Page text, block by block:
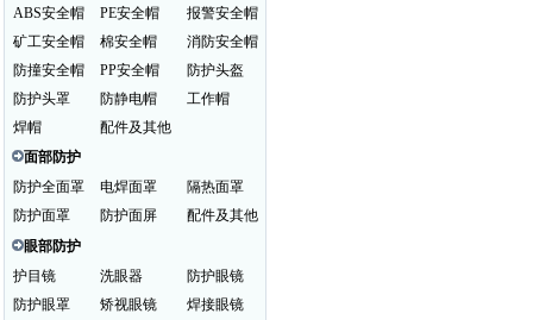
ABS安全帽
PE安全帽
报警安全帽
矿工安全帽
棉安全帽
消防安全帽
防撞安全帽
PP安全帽
防护头盔
防护头罩
防静电帽
工作帽
焊帽
配件及其他
面部防护
防护全面罩
电焊面罩
隔热面罩
防护面罩
防护面屏
配件及其他
眼部防护
护目镜
洗眼器
防护眼镜
防护眼罩
矫视眼镜
焊接眼镜